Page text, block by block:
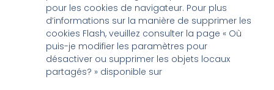
pour les cookies de navigateur. Pour plus
d’informations sur la manière de supprimer les
cookies Flash, veuillez consulter la page « Où
puis-je modifier les paramètres pour
désactiver ou supprimer les objets locaux
partagés? » disponible sur